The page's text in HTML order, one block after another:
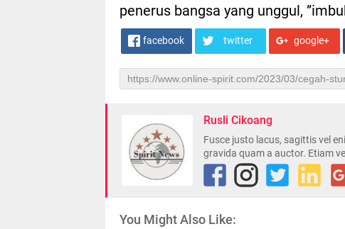
penerus bangsa yang unggul,
facebook twitter google+
Rusli Cikoang
Fusce justo lacus, sagittis vel
gravida quam a auctor. Etiam
You Might Also Like: